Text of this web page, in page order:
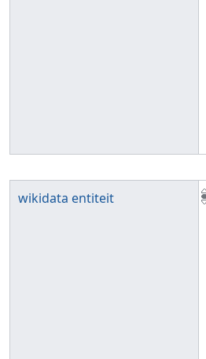
wikidata entiteit